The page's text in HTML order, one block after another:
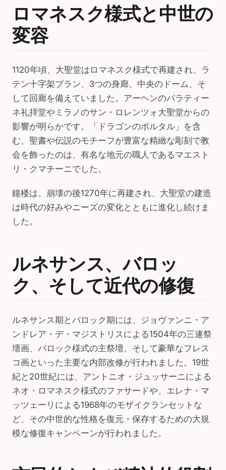
ロマネスク様式と中世の
変容
1120年頃、大聖堂はロマネスク様式で再建され、ラ
テン十字架プラン、3つの身廊、中央のドーム、そ
して回廊を備えていました。アーヘンのパラティー
ネ礼拝堂やミラノのサン・ロレンツォ大聖堂からの
影響が明らかです。「ドラゴンのポルタル」を含
む、聖書や伝説のモチーフが豊富な精緻な彫刻で教
会を飾ったのは、有名な地元の職人であるマエスト
リ・クマチーニでした。
鐘楼は、崩壊の後1270年に再建され、大聖堂の建造
は時代の好みやニーズの変化とともに進化し続けま
した。
ルネサンス、バロッ
ク、そして近代の修復
ルネサンス期とバロック期には、ジョヴァンニ・ア
ンドレア・デ・マジストリスによる1504年の三連祭
壇画、バロック様式の主祭壇、そして豪華なフレス
コ画といった主要な内部改修が行われました。19世
紀と20世紀には、アントニオ・ジュッサーニによる
ネオ・ロマネスク様式のファサードや、エレナ・マ
ッツェーリによる1968年のモザイクランセットな
ど、その中世的な性格を復元・保存するための大規
模な修復キャンペーンが行われました。